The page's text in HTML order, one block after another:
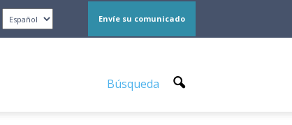
Envíe su comunicado
Búsqueda